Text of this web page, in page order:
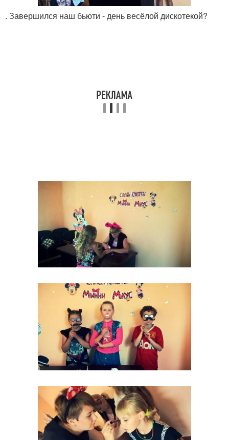
. Завершился наш бьюти - день весёлой дискотекой?